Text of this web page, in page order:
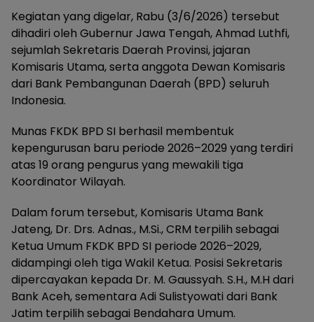
Kegiatan yang digelar, Rabu (3/6/2026) tersebut
dihadiri oleh Gubernur Jawa Tengah, Ahmad Luthfi,
sejumlah Sekretaris Daerah Provinsi, jajaran
Komisaris Utama, serta anggota Dewan Komisaris
dari Bank Pembangunan Daerah (BPD) seluruh
Indonesia.
Munas FKDK BPD SI berhasil membentuk
kepengurusan baru periode 2026–2029 yang terdiri
atas 19 orang pengurus yang mewakili tiga
Koordinator Wilayah.
Dalam forum tersebut, Komisaris Utama Bank
Jateng, Dr. Drs. Adnas., M.Si., CRM terpilih sebagai
Ketua Umum FKDK BPD SI periode 2026–2029,
didampingi oleh tiga Wakil Ketua. Posisi Sekretaris
dipercayakan kepada Dr. M. Gaussyah. S.H., M.H dari
Bank Aceh, sementara Adi Sulistyowati dari Bank
Jatim terpilih sebagai Bendahara Umum.